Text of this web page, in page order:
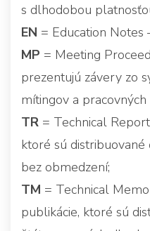
s dlhodobou
EN = Education Notes
MP = Meeting
prezentujú závery zo
mítingov a
TR = Technical
ktoré sú
bez obmedzení;
TM = Technical
publikácie, ktoré sú